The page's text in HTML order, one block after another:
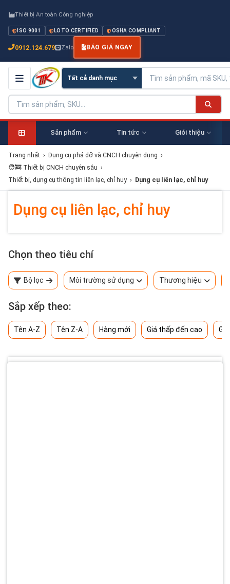
Thiết bị An toàn Công nghiệp
ISO 9001 LOTO CERTIFIED OSHA COMPLIANT
0912.124.679 Zalo BÁO GIÁ NGAY
Sản phẩm Tin tức Giới thiệu
Trang nhất › Dụng cụ phá dỡ và CNCH chuyên dụng ›
🧑‍🚒 Thiết bị CNCH chuyên sâu ›
Thiết bị, dụng cụ thông tin liên lạc, chỉ huy › Dụng cụ liên lạc, chỉ huy
Dụng cụ liên lạc, chỉ huy
Chọn theo tiêu chí
Bộ lọc Môi trường sử dụng Thương hiệu
Sắp xếp theo:
Tên A-Z Tên Z-A Hàng mới Giá thấp đến cao